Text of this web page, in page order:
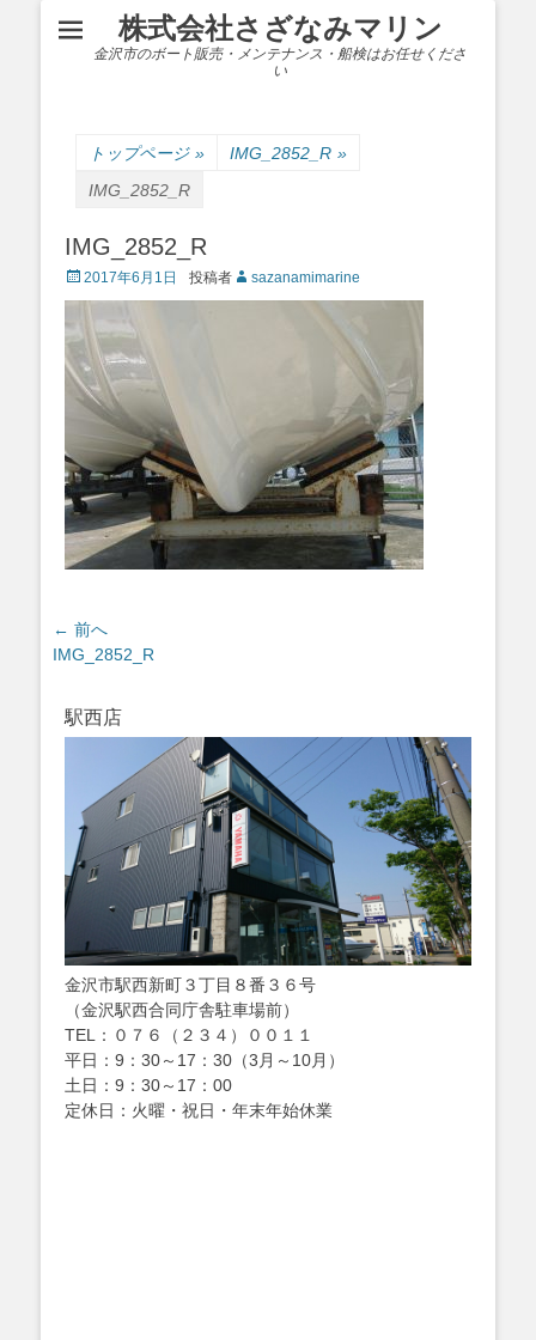
株式会社さざなみマリン
金沢市のボート販売・メンテナンス・船検はお任せくださ
い
トップページ » IMG_2852_R »
IMG_2852_R
IMG_2852_R
Posted
on
2017年6月1日 投稿者 sazanamimarine
投
稿
ビ
ゲ
ン
← 前へ
過
投
IMG_2852_R
駅西店
金沢市駅西新町３丁目８番３６号
（金沢駅西合同庁舎駐車場前）
TEL：０７６（２３４）００１１
平日：9：30～17：30（3月～10月）
土日：9：30～17：00
定休日：火曜・祝日・年末年始休業